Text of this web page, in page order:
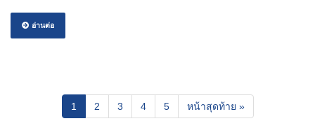
อ่านต่อ
1 (current)
2 3 4 5 หน้าสุดท้าย »